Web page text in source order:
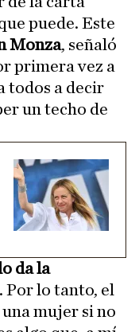
puede. Este
Monza, señaló
primera vez a
todos a decir
un techo de
da la
Por lo tanto, el
mujer si no